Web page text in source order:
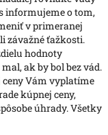
informujeme o tom,
v primeranej
závažné ťažkosti.
hodnoty
ak by bol bez vád.
Vám vyplatíme
kúpnej ceny,
úhrady. Všetky